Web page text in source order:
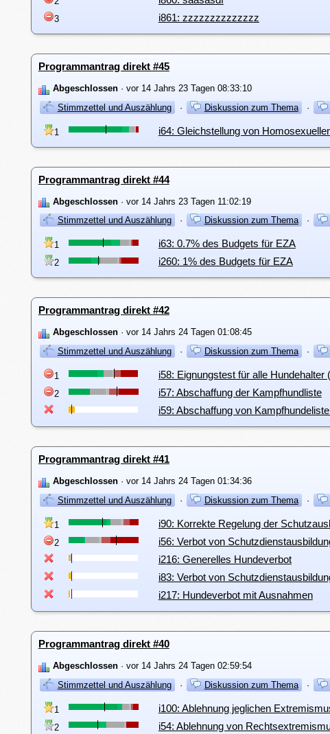
3 i861: zzzzzzzzzzzzzz
Programmantrag direkt #45
Abgeschlossen· vor 14 Jahrs 23 Tagen 08:33:10
Stimmzettel und Auszählung
· Diskussion zum Thema ·
1 i64: Gleichstellung von
Programmantrag direkt #44
Abgeschlossen· vor 14 Jahrs 23 Tagen 11:02:19
Stimmzettel und Auszählung
· Diskussion zum Thema ·
1 i63: 0.7% des Budgets für EZA
2 i260: 1% des Budgets für EZA
Programmantrag direkt #42
Abgeschlossen· vor 14 Jahrs 24 Tagen 01:08:45
Stimmzettel und Auszählung
· Diskussion zum Thema ·
1 i58: Eignungstest für alle
2
i57: Abschaffung der Kampfhundliste
i59: Abschaffung von
Programmantrag direkt #41
Abgeschlossen· vor 14 Jahrs 24 Tagen 01:34:36
Stimmzettel und Auszählung
· Diskussion zum Thema ·
1 i90: Korrekte Regelung der
2
i56: Verbot von
i216: Generelles Hundeverbot
i83: Verbot von
i217: Hundeverbot mit Ausnahmen
Programmantrag direkt #40
Abgeschlossen· vor 14 Jahrs 24 Tagen 02:59:54
Stimmzettel und Auszählung
· Diskussion zum Thema ·
1 i100: Ablehnung jeglichen
2 i54: Ablehnung von